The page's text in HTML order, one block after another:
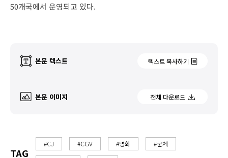
50개국에서 운영되고 있다.
본문 텍스트 텍스트 복사하기
본문 이미지 전체 다운로드
TAG
#CJ #CGV #영화 #군체